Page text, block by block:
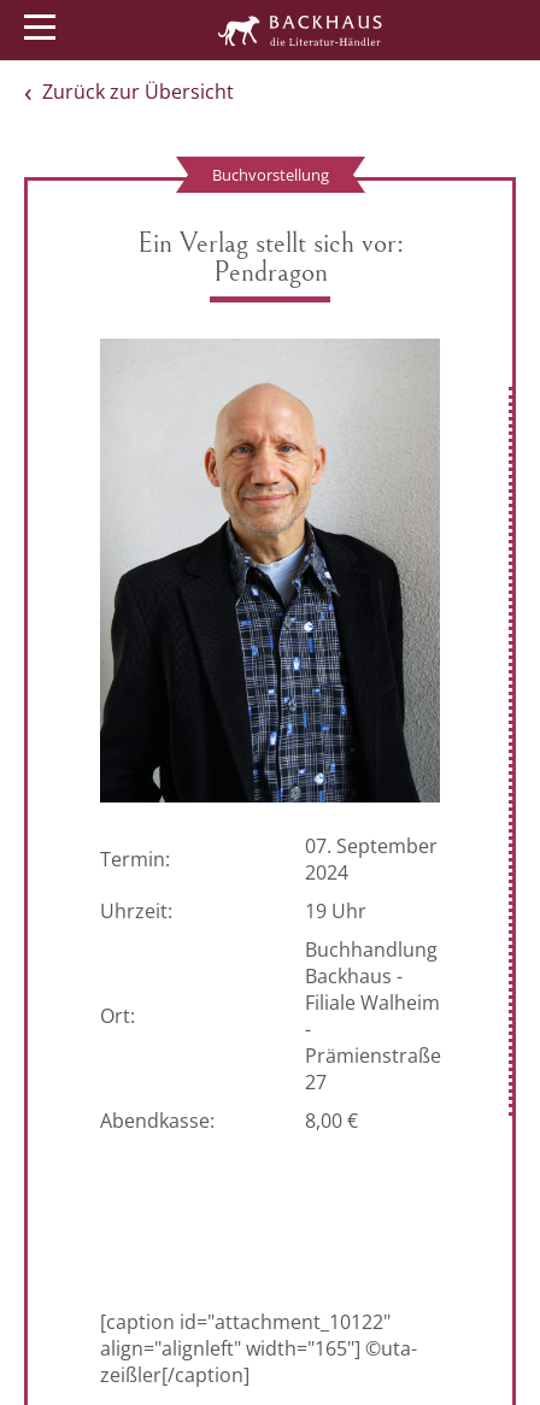
Zurück zur Übersicht
Buchvorstellung
Ein Verlag stellt sich vor:
Pendragon
Termin:
07. September
2024
Uhrzeit:
19 Uhr
Ort:
Buchhandlung
Backhaus -
Filiale Walheim
-
Prämienstraße
27
Abendkasse:
8,00 €
[caption id="attachment_10122"
align="alignleft" width="165"] ©uta-
zeißler[/caption]